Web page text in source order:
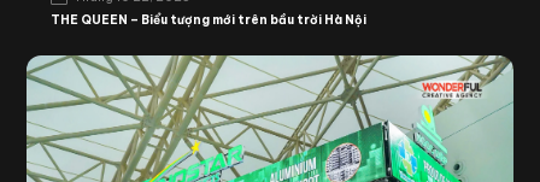
THE QUEEN – Biểu tượng mới trên bầu trời Hà Nội